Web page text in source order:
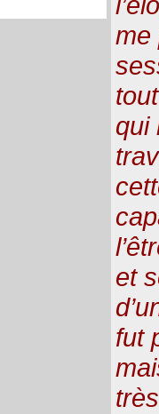
me
qui
et
fut